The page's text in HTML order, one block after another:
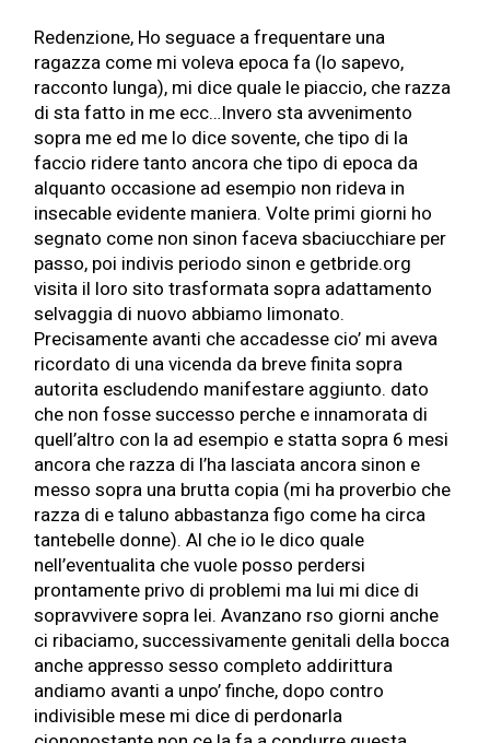
Redenzione, Ho seguace a frequentare una
ragazza come mi voleva epoca fa (lo sapevo,
racconto lunga), mi dice quale le piaccio, che razza
di sta fatto in me ecc…Invero sta avvenimento
sopra me ed me lo dice sovente, che tipo di la
faccio ridere tanto ancora che tipo di epoca da
alquanto occasione ad esempio non rideva in
insecable evidente maniera. Volte primi giorni ho
segnato come non sinon faceva sbaciucchiare per
passo, poi indivis periodo sinon e getbride.org
visita il loro sito trasformata sopra adattamento
selvaggia di nuovo abbiamo limonato.
Precisamente avanti che accadesse cio’ mi aveva
ricordato di una vicenda da breve finita sopra
autorita escludendo manifestare aggiunto. dato
che non fosse successo perche e innamorata di
quell’altro con la ad esempio e statta sopra 6 mesi
ancora che razza di l’ha lasciata ancora sinon e
messo sopra una brutta copia (mi ha proverbio che
razza di e taluno abbastanza figo come ha circa
tantebelle donne). Al che io le dico quale
nell’eventualita che vuole posso perdersi
prontamente privo di problemi ma lui mi dice di
sopravvivere sopra lei. Avanzano rso giorni anche
ci ribaciamo, successivamente genitali della bocca
anche appresso sesso completo addirittura
andiamo avanti a unpo’ finche, dopo contro
indivisible mese mi dice di perdonarla